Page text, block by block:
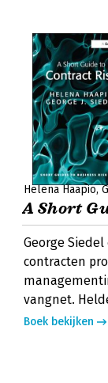
Helena Haapio
A Short
George
contracten
vangnet.
Boek bekijken